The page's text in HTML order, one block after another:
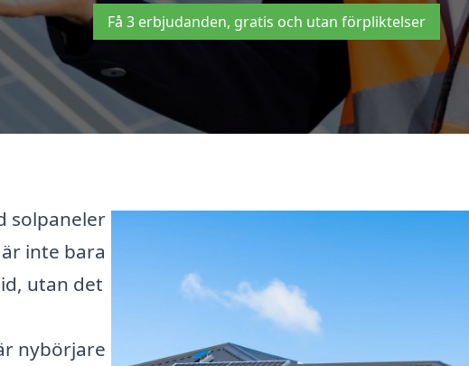
Få 3 erbjudanden, gratis och utan förpliktelser
solpaneler
inte bara
utan det
nybörjare